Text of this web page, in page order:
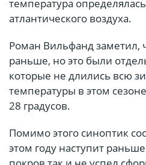
температура
атлантического воздуха.
Роман Вильфанд заметил,
раньше, но это были
которые не длились всю
температуры в этом
28 градусов.
Помимо этого синоптик
этом году наступит